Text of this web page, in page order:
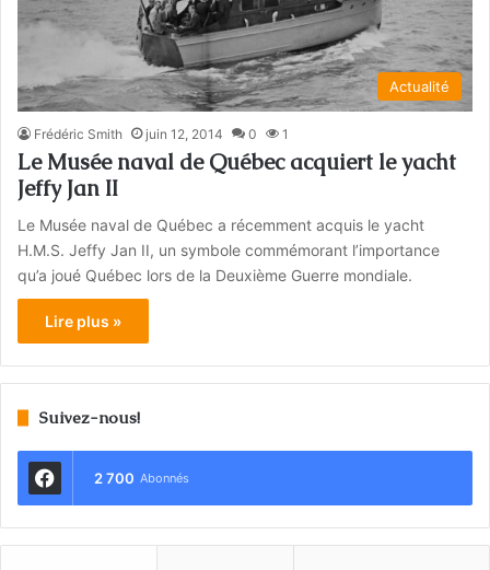
Actualité
Frédéric Smith juin 12, 2014 0 1
Le Musée naval de Québec acquiert le yacht
Jeffy Jan II
Le Musée naval de Québec a récemment acquis le yacht
H.M.S. Jeffy Jan II, un symbole commémorant l’importance
qu’a joué Québec lors de la Deuxième Guerre mondiale.
Lire plus »
Suivez-nous!
2 700 Abonnés